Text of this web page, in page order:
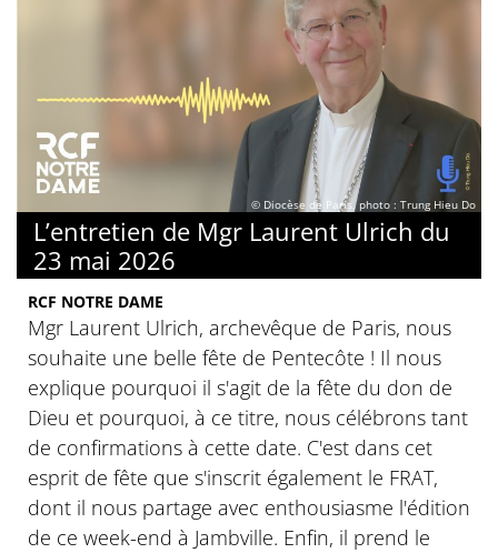
© Diocèse de Paris, photo : Trung Hieu Do
L’entretien de Mgr Laurent Ulrich du
23 mai 2026
RCF NOTRE DAME
Mgr Laurent Ulrich, archevêque de Paris, nous
souhaite une belle fête de Pentecôte ! Il nous
explique pourquoi il s'agit de la fête du don de
Dieu et pourquoi, à ce titre, nous célébrons tant
de confirmations à cette date. C'est dans cet
esprit de fête que s'inscrit également le FRAT,
dont il nous partage avec enthousiasme l'édition
de ce week-end à Jambville. Enfin, il prend le